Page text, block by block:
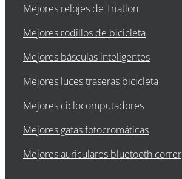
Mejores relojes de Triatlon
Mejores rodillos de bicicleta
Mejores básculas inteligentes
Mejores luces traseras bicicleta
Mejores ciclocomputadores
Mejores gafas fotocromáticas
Mejores auriculares bluetooth correr